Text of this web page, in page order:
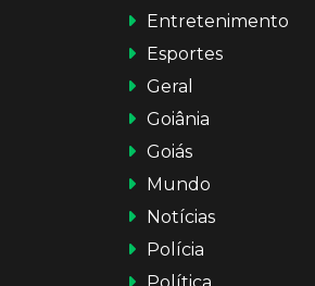
Entretenimento
Esportes
Geral
Goiânia
Goiás
Mundo
Notícias
Polícia